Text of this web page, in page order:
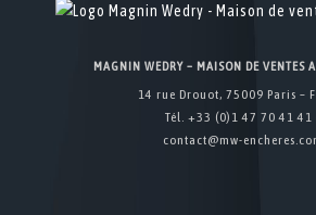
MAGNIN WEDRY – MAISON DE VENTES
14 rue Drouot, 75009 Paris –
Tél. +33 (0)1 47 70 41 41
contact@mw-